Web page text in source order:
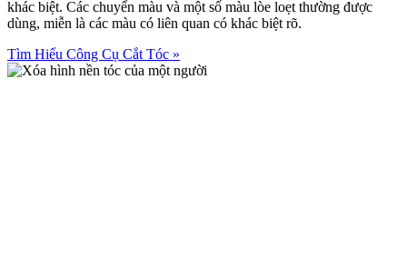
khác biệt. Các chuyển màu và một số màu lòe loẹt thường được
dùng, miễn là các màu có liên quan có khác biệt rõ.
Tìm Hiểu Công Cụ Cắt Tóc »